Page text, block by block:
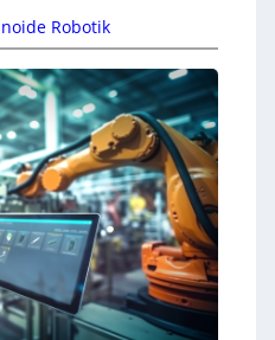
Robotik